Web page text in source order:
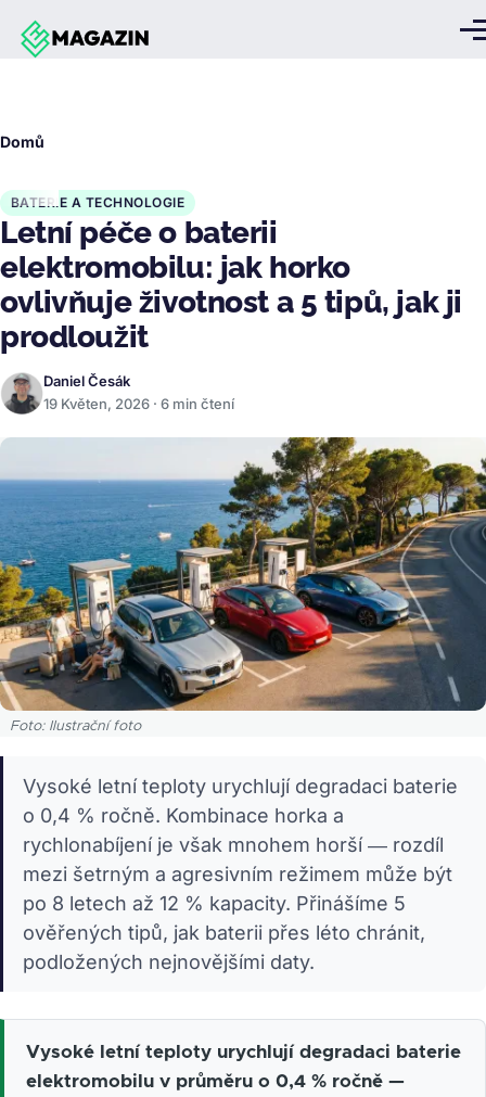
Přejít k hlavnímu obsahu
Domů
BATERIE A TECHNOLOGIE
Letní péče o baterii
elektromobilu: jak horko
ovlivňuje životnost a 5 tipů, jak ji
prodloužit
Daniel Česák
19 Květen, 2026 · 6 min čtení
Foto: Ilustrační foto
Vysoké letní teploty urychlují degradaci baterie
o 0,4 % ročně. Kombinace horka a
rychlonabíjení je však mnohem horší — rozdíl
mezi šetrným a agresivním režimem může být
po 8 letech až 12 % kapacity. Přinášíme 5
ověřených tipů, jak baterii přes léto chránit,
podložených nejnovějšími daty.
Vysoké letní teploty urychlují degradaci baterie
elektromobilu v průměru o 0,4 % ročně —